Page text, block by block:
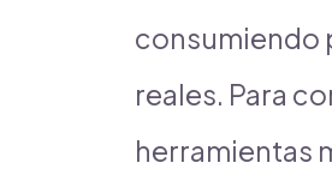
consumiendo
reales. Para
herramientas